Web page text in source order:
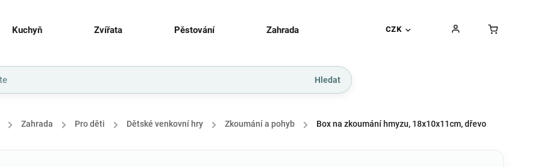
CZK
Kuchyň Zvířata Pěstování Zahrada Gurmánské pochoutky Dárkové
Hledat
/ Zahrada / Pro děti / Dětské venkovní hry / Zkoumání a pohyb / Box na zkoumání hmyzu, 18x10x11cm, dřevo